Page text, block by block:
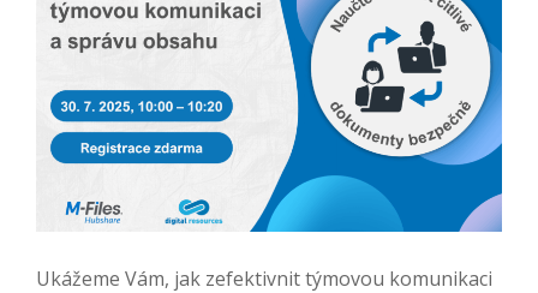
Ukážeme Vám, jak zefektivnit týmovou komunikaci